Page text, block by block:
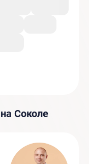
Соколе